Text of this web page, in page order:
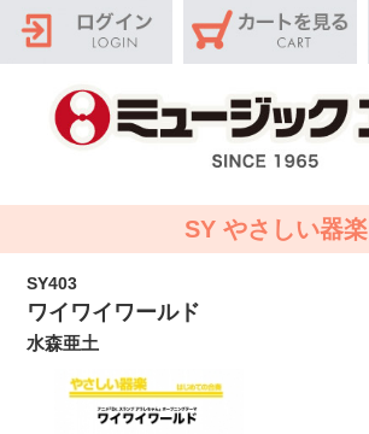
SY やさしい器楽
SY403
ワイワイワールド
水森亜土